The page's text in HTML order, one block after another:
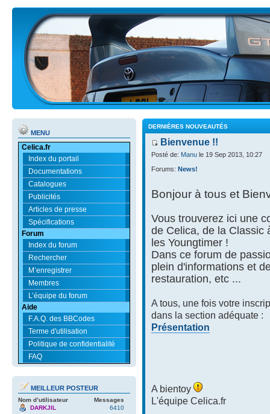
MENU
Celica.fr
Index du portail
Documentations
Catalogues
Publicités
Articles de presse
Spécifications
Forum
Index du forum
Rechercher
M’enregistrer
Membres
L’équipe du forum
Aide
F.A.Q. des BBCodes
Terme d'utilisation
Politique de confidentialité
FAQ
MEILLEUR POSTEUR
Nom d’utilisateur
Messages
DARKJIL
6410
DERNIÈRES NOUVEAUTÉS
Bienvenue !!
Posté de: Manu le 19 Sep 2013, 10:27
Forums: News!
Bonjour à tous et
Vous trouverez ici une
de Celica, de la Classic
les Youngtimer !
Dans ce forum de
plein d'informations et
restauration, etc ...
A tous, une fois votre
dans la section adéquate :
Présentation
A bientoy
L'équipe Celica.fr